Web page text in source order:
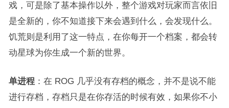
戏，可是除了基本操作以外，整个游戏对玩家而言依旧
是全新的，你不知道接下来会遇到什么，会发现什么。
饥荒则是利用了这一特点，在你每开一个档案，都会转
动星球为你生成一个新的世界。
单进程：在 ROG 几乎没有存档的概念，并不是说不能
进行存档，存档只是在你存活的时候有效，如果你不小